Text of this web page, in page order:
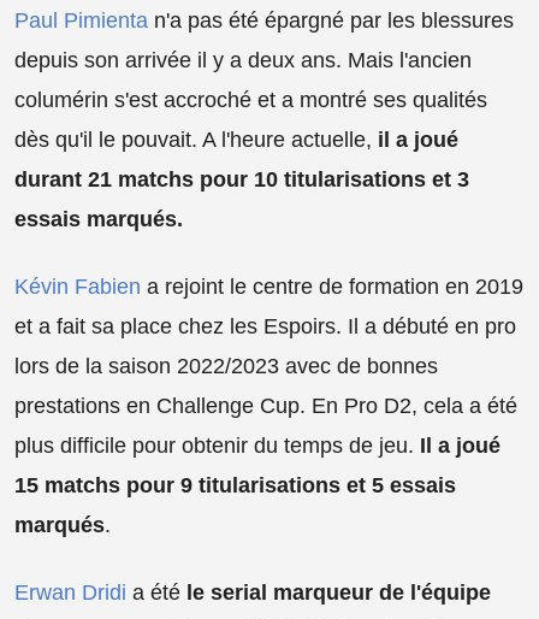
Paul Pimienta n'a pas été épargné par les blessures
depuis son arrivée il y a deux ans. Mais l'ancien
columérin s'est accroché et a montré ses qualités
dès qu'il le pouvait. A l'heure actuelle, il a joué
durant 21 matchs pour 10 titularisations et 3
essais marqués.
Kévin Fabien a rejoint le centre de formation en 2019
et a fait sa place chez les Espoirs. Il a débuté en pro
lors de la saison 2022/2023 avec de bonnes
prestations en Challenge Cup. En Pro D2, cela a été
plus difficile pour obtenir du temps de jeu. Il a joué
15 matchs pour 9 titularisations et 5 essais
marqués.
Erwan Dridi a été le serial marqueur de l'équipe